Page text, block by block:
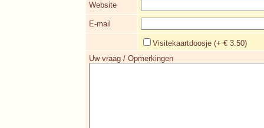
Website
E-mail
Visitekaartdoosje (+ € 3.50)
Uw vraag / Opmerkingen